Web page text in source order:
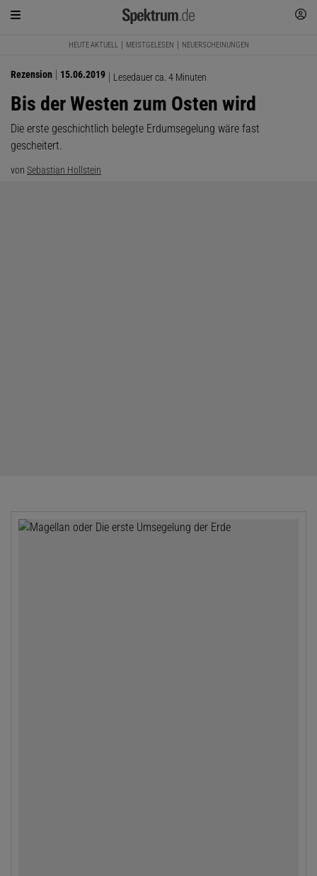
HEUTE AKTUELL MEISTGELESEN NEUERSCHEINUNGEN
Rezension 15.06.2019 Lesedauer ca. 4 Minuten
Bis der Westen zum Osten wird
Die erste geschichtlich belegte Erdumsegelung wäre fast
gescheitert.
von Sebastian Hollstein